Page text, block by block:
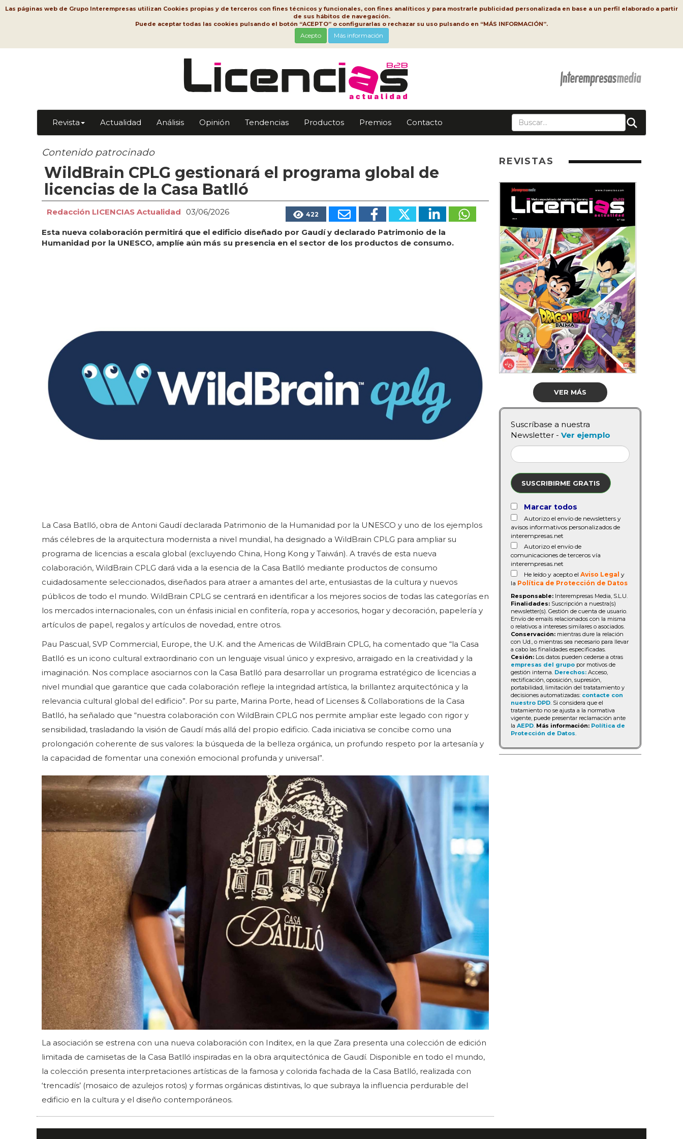
Las páginas web de Grupo Interempresas utilizan Cookies propias y de terceros con fines técnicos y funcionales, con fines analíticos y para mostrarle publicidad personalizada en base a un perfil elaborado a partir
de sus hábitos de navegación.
Puede aceptar todas las cookies pulsando el botón “ACEPTO” o configurarlas o rechazar su uso pulsando en “MÁS INFORMACIÓN”.
Acepto Más información
Revista Actualidad Análisis Opinión Tendencias Productos Premios Contacto
Contenido patrocinado
WildBrain CPLG gestionará el programa global de
licencias de la Casa Batlló
Redacción LICENCIAS Actualidad 03/06/2026 422
Esta nueva colaboración permitirá que el edificio diseñado por Gaudí y declarado Patrimonio de la
Humanidad por la UNESCO, amplíe aún más su presencia en el sector de los productos de consumo.
La Casa Batlló, obra de Antoni Gaudí declarada Patrimonio de la Humanidad por la UNESCO y uno de los ejemplos
más célebres de la arquitectura modernista a nivel mundial, ha designado a WildBrain CPLG para ampliar su
programa de licencias a escala global (excluyendo China, Hong Kong y Taiwán). A través de esta nueva
colaboración, WildBrain CPLG dará vida a la esencia de la Casa Batlló mediante productos de consumo
cuidadosamente seleccionados, diseñados para atraer a amantes del arte, entusiastas de la cultura y nuevos
públicos de todo el mundo. WildBrain CPLG se centrará en identificar a los mejores socios de todas las categorías en
los mercados internacionales, con un énfasis inicial en confitería, ropa y accesorios, hogar y decoración, papelería y
artículos de papel, regalos y artículos de novedad, entre otros.
Pau Pascual, SVP Commercial, Europe, the U.K. and the Americas de WildBrain CPLG, ha comentado que “la Casa
Batlló es un icono cultural extraordinario con un lenguaje visual único y expresivo, arraigado en la creatividad y la
imaginación. Nos complace asociarnos con la Casa Batlló para desarrollar un programa estratégico de licencias a
nivel mundial que garantice que cada colaboración refleje la integridad artística, la brillantez arquitectónica y la
relevancia cultural global del edificio”. Por su parte, Marina Porte, head of Licenses & Collaborations de la Casa
Batlló, ha señalado que “nuestra colaboración con WildBrain CPLG nos permite ampliar este legado con rigor y
sensibilidad, trasladando la visión de Gaudí más allá del propio edificio. Cada iniciativa se concibe como una
prolongación coherente de sus valores: la búsqueda de la belleza orgánica, un profundo respeto por la artesanía y
la capacidad de fomentar una conexión emocional profunda y universal”.
La asociación se estrena con una nueva colaboración con Inditex, en la que Zara presenta una colección de edición
limitada de camisetas de la Casa Batlló inspiradas en la obra arquitectónica de Gaudí. Disponible en todo el mundo,
la colección presenta interpretaciones artísticas de la famosa y colorida fachada de la Casa Batlló, realizada con
‘trencadís’ (mosaico de azulejos rotos) y formas orgánicas distintivas, lo que subraya la influencia perdurable del
edificio en la cultura y el diseño contemporáneos.
REVISTAS
VER MÁS
Suscríbase a nuestra
Newsletter - Ver ejemplo
SUSCRIBIRME GRATIS
Marcar todos
Autorizo el envío de newsletters y
avisos informativos personalizados de
interempresas.net
Autorizo el envío de
comunicaciones de terceros vía
interempresas.net
He leído y acepto el Aviso Legal y
la Política de Protección de Datos
Responsable: Interempresas Media, S.L.U.
Finalidades: Suscripción a nuestra(s)
newsletter(s). Gestión de cuenta de usuario.
Envío de emails relacionados con la misma
o relativos a intereses similares o asociados.
Conservación: mientras dure la relación
con Ud., o mientras sea necesario para llevar
a cabo las finalidades especificadas.
Cesión: Los datos pueden cederse a otras
empresas del grupo por motivos de
gestión interna. Derechos: Acceso,
rectificación, oposición, supresión,
portabilidad, limitación del tratatamiento y
decisiones automatizadas: contacte con
nuestro DPD. Si considera que el
tratamiento no se ajusta a la normativa
vigente, puede presentar reclamación ante
la AEPD. Más información: Política de
Protección de Datos.